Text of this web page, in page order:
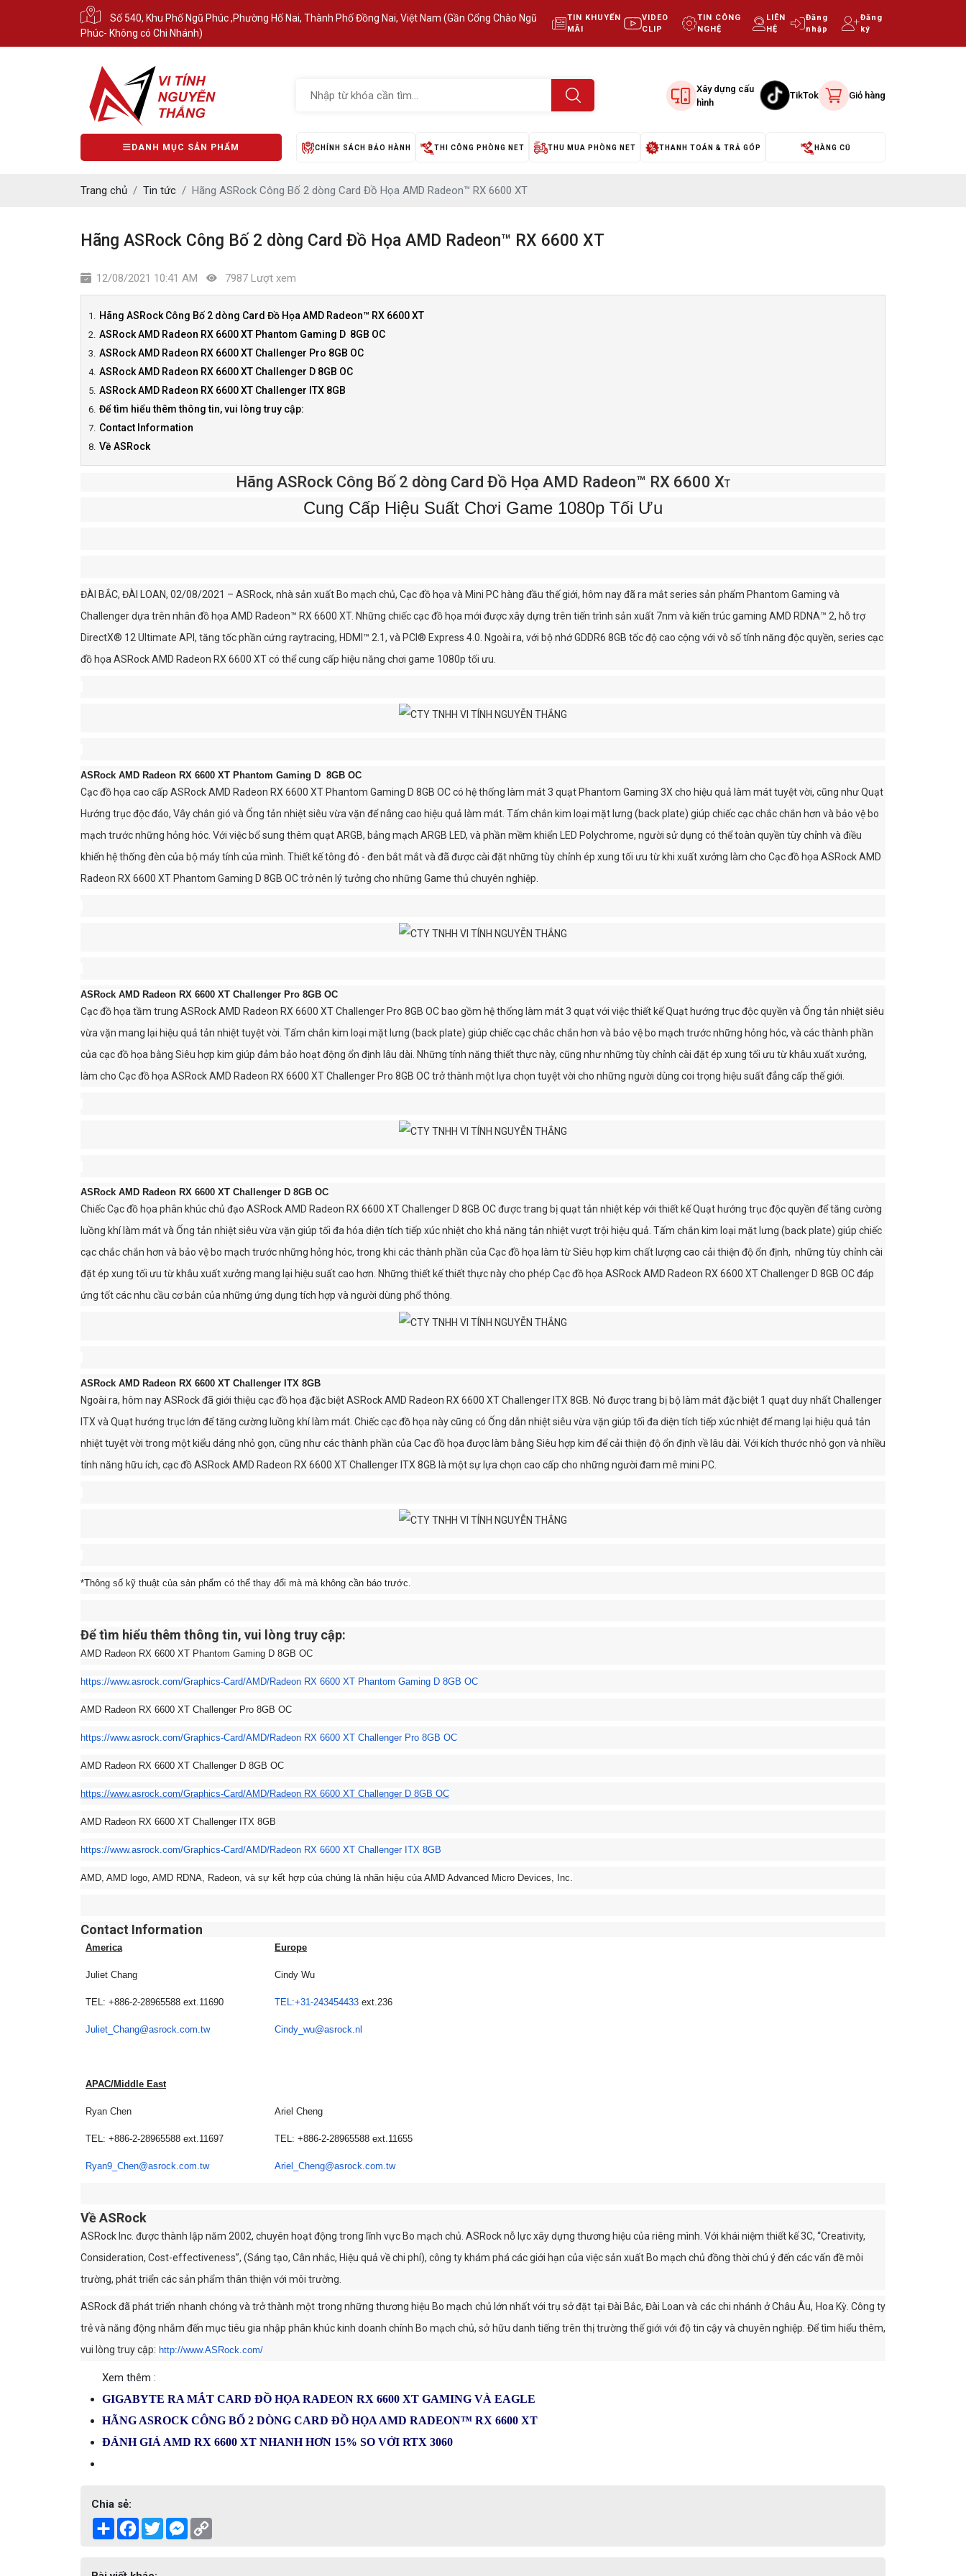
Số 540, Khu Phố Ngũ Phúc ,Phường Hố Nai, Thành Phố Đồng Nai, Việt Nam (Gần Cổng Chào Ngũ
Phúc- Không có Chi Nhánh)
TIN KHUYẾN
MÃI
VIDEO
CLIP
TIN CÔNG
NGHỆ
LIÊN
HỆ
Đăng
nhập
Đăng
ký
Xây dựng cấu
hình
TikTok Giỏ hàng
DANH MỤC SẢN PHẨM CHÍNH SÁCH BẢO HÀNH THI CÔNG PHÒNG NET THU MUA PHÒNG NET THANH TOÁN & TRẢ GÓP HÀNG CŨ
Trang chủ Tin tức Hãng ASRock Công Bố 2 dòng Card Đồ Họa AMD Radeon™ RX 6600 XT
Hãng ASRock Công Bố 2 dòng Card Đồ Họa AMD Radeon™ RX 6600 XT
12/08/2021 10:41 AM 7987 Lượt xem
Hãng ASRock Công Bố 2 dòng Card Đồ Họa AMD Radeon™ RX 6600 XT
ASRock AMD Radeon RX 6600 XT Phantom Gaming D 8GB OC
ASRock AMD Radeon RX 6600 XT Challenger Pro 8GB OC
ASRock AMD Radeon RX 6600 XT Challenger D 8GB OC
ASRock AMD Radeon RX 6600 XT Challenger ITX 8GB
Để tìm hiểu thêm thông tin, vui lòng truy cập:
Contact Information
Về ASRock
Hãng ASRock Công Bố 2 dòng Card Đồ Họa AMD Radeon™ RX 6600 XT
Cung Cấp Hiệu Suất Chơi Game 1080p Tối Ưu
ĐÀI BẮC, ĐÀI LOAN, 02/08/2021 – ASRock, nhà sản xuất Bo mạch chủ, Cạc đồ họa và Mini PC hàng đầu thế giới, hôm nay đã ra mắt series sản phẩm Phantom Gaming và
Challenger dựa trên nhân đồ họa AMD Radeon™ RX 6600 XT. Những chiếc cạc đồ họa mới được xây dựng trên tiến trình sản xuất 7nm và kiến trúc gaming AMD RDNA™ 2, hỗ trợ
DirectX® 12 Ultimate API, tăng tốc phần cứng raytracing, HDMI™ 2.1, và PCI® Express 4.0. Ngoài ra, với bộ nhớ GDDR6 8GB tốc độ cao cộng với vô số tính năng độc quyền, series cạc
đồ họa ASRock AMD Radeon RX 6600 XT có thể cung cấp hiệu năng chơi game 1080p tối ưu.
ASRock AMD Radeon RX 6600 XT Phantom Gaming D 8GB OC
Cạc đồ họa cao cấp ASRock AMD Radeon RX 6600 XT Phantom Gaming D 8GB OC có hệ thống làm mát 3 quạt Phantom Gaming 3X cho hiệu quả làm mát tuyệt vời, cũng như Quạt
Hướng trục độc đáo, Vây chắn gió và Ống tản nhiệt siêu vừa vặn để nâng cao hiệu quả làm mát. Tấm chắn kim loại mặt lưng (back plate) giúp chiếc cạc chắc chắn hơn và bảo vệ bo
mạch trước những hỏng hóc. Với việc bổ sung thêm quạt ARGB, bảng mạch ARGB LED, và phần mềm khiển LED Polychrome, người sử dụng có thể toàn quyền tùy chỉnh và điều
khiển hệ thống đèn của bộ máy tính của mình. Thiết kế tông đỏ - đen bắt mắt và đã được cài đặt những tùy chỉnh ép xung tối ưu từ khi xuất xưởng làm cho Cạc đồ họa ASRock AMD
Radeon RX 6600 XT Phantom Gaming D 8GB OC trở nên lý tưởng cho những Game thủ chuyên nghiệp.
ASRock AMD Radeon RX 6600 XT Challenger Pro 8GB OC
Cạc đồ họa tầm trung ASRock AMD Radeon RX 6600 XT Challenger Pro 8GB OC bao gồm hệ thống làm mát 3 quạt với việc thiết kế Quạt hướng trục độc quyền và Ống tản nhiệt siêu
vừa vặn mang lại hiệu quả tản nhiệt tuyệt vời. Tấm chắn kim loại mặt lưng (back plate) giúp chiếc cạc chắc chắn hơn và bảo vệ bo mạch trước những hỏng hóc, và các thành phần
của cạc đồ họa bằng Siêu hợp kim giúp đảm bảo hoạt động ổn định lâu dài. Những tính năng thiết thực này, cũng như những tùy chỉnh cài đặt ép xung tối ưu từ khâu xuất xưởng,
làm cho Cạc đồ họa ASRock AMD Radeon RX 6600 XT Challenger Pro 8GB OC trở thành một lựa chọn tuyệt vời cho những người dùng coi trọng hiệu suất đẳng cấp thế giới.
ASRock AMD Radeon RX 6600 XT Challenger D 8GB OC
Chiếc Cạc đồ họa phân khúc chủ đạo ASRock AMD Radeon RX 6600 XT Challenger D 8GB OC được trang bị quạt tản nhiệt kép với thiết kế Quạt hướng trục độc quyền để tăng cường
luồng khí làm mát và Ống tản nhiệt siêu vừa vặn giúp tối đa hóa diện tích tiếp xúc nhiệt cho khả năng tản nhiệt vượt trội hiệu quả. Tấm chắn kim loại mặt lưng (back plate) giúp chiếc
cạc chắc chắn hơn và bảo vệ bo mạch trước những hỏng hóc, trong khi các thành phần của Cạc đồ họa làm từ Siêu hợp kim chất lượng cao cải thiện độ ổn định, những tùy chỉnh cài
đặt ép xung tối ưu từ khâu xuất xưởng mang lại hiệu suất cao hơn. Những thiết kế thiết thực này cho phép Cạc đồ họa ASRock AMD Radeon RX 6600 XT Challenger D 8GB OC đáp
ứng tốt các nhu cầu cơ bản của những ứng dụng tích hợp và người dùng phổ thông.
ASRock AMD Radeon RX 6600 XT Challenger ITX 8GB
Ngoài ra, hôm nay ASRock đã giới thiệu cạc đồ họa đặc biệt ASRock AMD Radeon RX 6600 XT Challenger ITX 8GB. Nó được trang bị bộ làm mát đặc biệt 1 quạt duy nhất Challenger
ITX và Quạt hướng trục lớn để tăng cường luồng khí làm mát. Chiếc cạc đồ họa này cũng có Ống dẫn nhiệt siêu vừa vặn giúp tối đa diện tích tiếp xúc nhiệt để mang lại hiệu quả tản
nhiệt tuyệt vời trong một kiểu dáng nhỏ gọn, cũng như các thành phần của Cạc đồ họa được làm bằng Siêu hợp kim để cải thiện độ ổn định về lâu dài. Với kích thước nhỏ gọn và nhiều
tính năng hữu ích, cạc đồ ASRock AMD Radeon RX 6600 XT Challenger ITX 8GB là một sự lựa chọn cao cấp cho những người đam mê mini PC.
*Thông số kỹ thuật của sản phẩm có thể thay đổi mà mà không cần báo trước.
Để tìm hiểu thêm thông tin, vui lòng truy cập:
AMD Radeon RX 6600 XT Phantom Gaming D 8GB OC
https://www.asrock.com/Graphics-Card/AMD/Radeon RX 6600 XT Phantom Gaming D 8GB OC
AMD Radeon RX 6600 XT Challenger Pro 8GB OC
https://www.asrock.com/Graphics-Card/AMD/Radeon RX 6600 XT Challenger Pro 8GB OC
AMD Radeon RX 6600 XT Challenger D 8GB OC
https://www.asrock.com/Graphics-Card/AMD/Radeon RX 6600 XT Challenger D 8GB OC
AMD Radeon RX 6600 XT Challenger ITX 8GB
https://www.asrock.com/Graphics-Card/AMD/Radeon RX 6600 XT Challenger ITX 8GB
AMD, AMD logo, AMD RDNA, Radeon, và sự kết hợp của chúng là nhãn hiệu của AMD Advanced Micro Devices, Inc.
Contact Information
America Europe
Juliet Chang Cindy Wu
TEL: +886-2-28965588 ext.11690 TEL:+31-243454433 ext.236
Juliet_Chang@asrock.com.tw Cindy_wu@asrock.nl
APAC/Middle East
Ryan Chen Ariel Cheng
TEL: +886-2-28965588 ext.11697 TEL: +886-2-28965588 ext.11655
Ryan9_Chen@asrock.com.tw Ariel_Cheng@asrock.com.tw
Về ASRock
ASRock Inc. được thành lập năm 2002, chuyên hoạt động trong lĩnh vực Bo mạch chủ. ASRock nỗ lực xây dựng thương hiệu của riêng mình. Với khái niệm thiết kế 3C, “Creativity,
Consideration, Cost-effectiveness”, (Sáng tạo, Cân nhắc, Hiệu quả về chi phí), công ty khám phá các giới hạn của việc sản xuất Bo mạch chủ đồng thời chú ý đến các vấn đề môi
trường, phát triển các sản phẩm thân thiện với môi trường.
ASRock đã phát triển nhanh chóng và trở thành một trong những thương hiệu Bo mạch chủ lớn nhất với trụ sở đặt tại Đài Bắc, Đài Loan và các chi nhánh ở Châu Âu, Hoa Kỳ. Công ty
trẻ và năng động nhắm đến mục tiêu gia nhập phân khúc kinh doanh chính Bo mạch chủ, sở hữu danh tiếng trên thị trường thế giới với độ tin cậy và chuyên nghiệp. Để tìm hiểu thêm,
vui lòng truy cập: http://www.ASRock.com/
Xem thêm :
GIGABYTE RA MẮT CARD ĐỒ HỌA RADEON RX 6600 XT GAMING VÀ EAGLE
HÃNG ASROCK CÔNG BỐ 2 DÒNG CARD ĐỒ HỌA AMD RADEON™ RX 6600 XT
ĐÁNH GIÁ AMD RX 6600 XT NHANH HƠN 15% SO VỚI RTX 3060
Chia sẻ:
Share Facebook
TwitterMessenger